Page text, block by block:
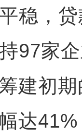
稳，
97家
建初
达